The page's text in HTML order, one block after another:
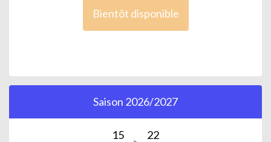
Bientôt disponible
Saison 2026/2027
15
22